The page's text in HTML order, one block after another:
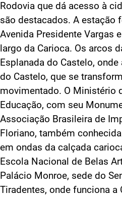
Rodovia que dá acesso à
são destacados. A estação
Avenida Presidente Vargas
largo da Carioca. Os arcos
Esplanada do Castelo,
do Castelo, que se
movimentado. O Ministério
Educação, com seu
Associação Brasileira de
Floriano, também
em ondas da calçada
Escola Nacional de Belas
Palácio Monroe, sede do
Tiradentes, onde funciona a